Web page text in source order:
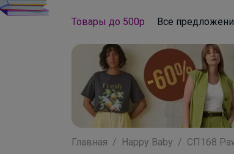
Товары до 500р Все
Главная Happy Baby СП168